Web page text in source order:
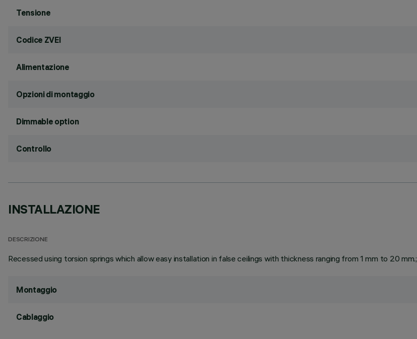
Tensione
Codice ZVEI
Alimentazione
Opzioni di montaggio
Dimmable option
Controllo
INSTALLAZIONE
DESCRIZIONE
Recessed using torsion springs which allow easy installation in false ceilings with thickness ranging from 1 mm to 20 mm.;
Montaggio
Cablaggio